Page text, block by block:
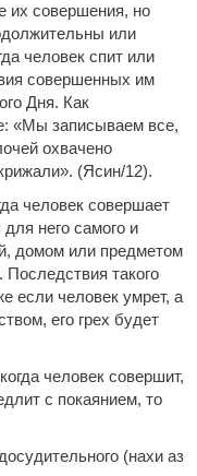
их совершения, но
или
человек спит или
совершенных им
Дня. Как
«Мы записываем все,
охвачено
(Ясин/12).
человек совершает
для него самого и
домом или предметом
Последствия такого
если человек умрет, а
его грех будет
человек совершит,
с покаянием, то
(нахи аз